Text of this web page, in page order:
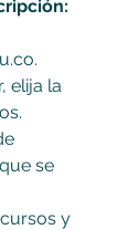
elija la
se
y